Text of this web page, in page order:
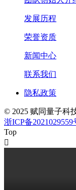
发展历程
荣誉资质
新闻中心
联系我们
隐私政策
© 2025 赋同量子科
浙ICP备2021029559
Top
